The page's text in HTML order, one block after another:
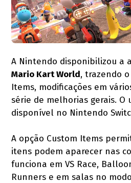
A Nintendo disponibilizou a
Mario Kart World, trazendo
Items, modificações em
série de melhorias gerais. O
disponível no Nintendo
A opção Custom Items
itens podem aparecer nas
funciona em VS Race,
Runners e em salas no